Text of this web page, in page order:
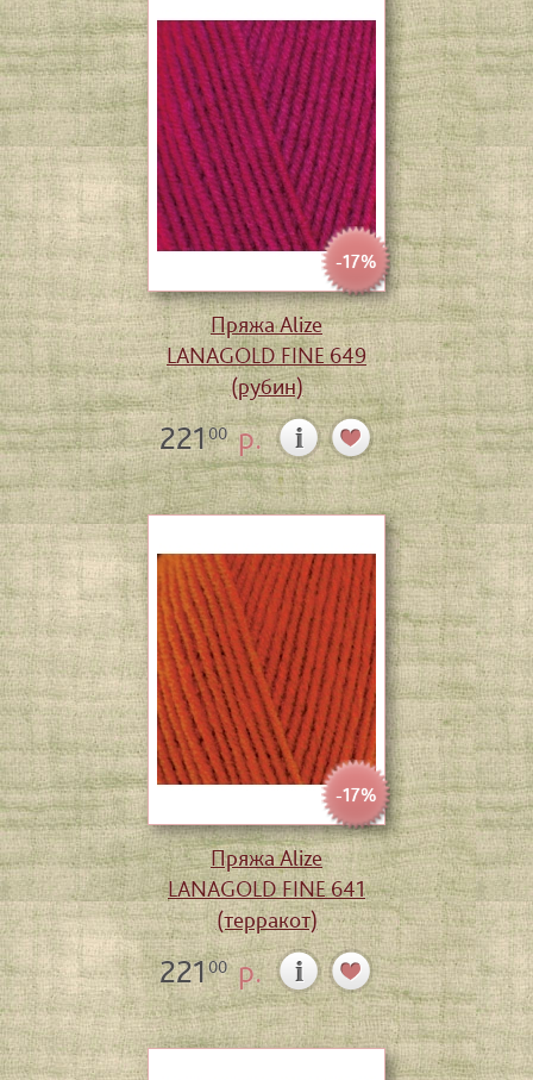
-17%
Пряжа Alize
LANAGOLD FINE 649
(рубин)
22100р.
-17%
Пряжа Alize
LANAGOLD FINE 641
(терракот)
22100р.